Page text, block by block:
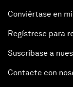
Conviértase en
Regístrese para
Suscríbase a
Contacte con